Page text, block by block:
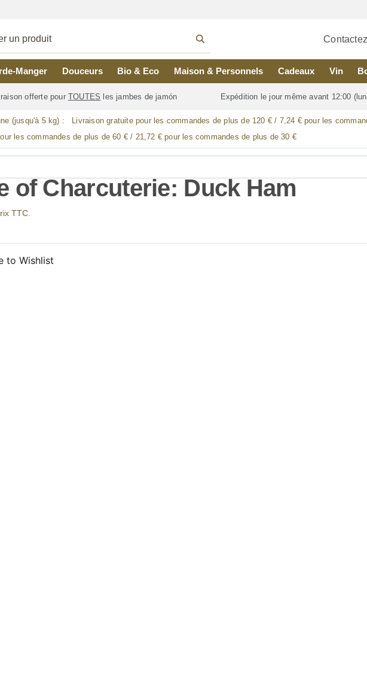
Contactez
Manger Douceurs Bio & Eco Maison & Personnels Cadeaux Vin
offerte pour TOUTES les jambes de jamón Expédition le jour même avant 12:00
(jusqu'à 5 kg) :
Livraison gratuite pour les commandes de plus de 120 € / 7,24 € pour les
les commandes de plus de 60 € / 21,72 € pour les commandes de plus de 30 €
of Charcuterie: Duck Ham
TTC.
to Wishlist